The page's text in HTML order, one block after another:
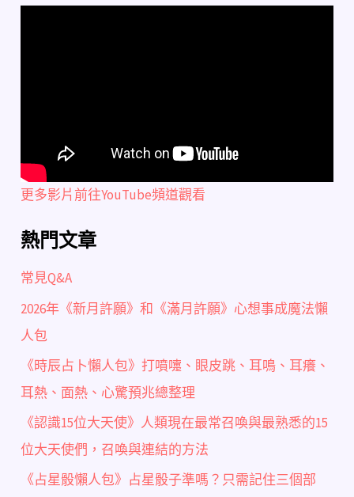
更多影片前往YouTube頻道觀看
熱門文章
常見Q&A
2026年《新月許願》和《滿月許願》心想事成魔法懶
人包
《時辰占卜懶人包》打噴嚏、眼皮跳、耳鳴、耳癢、
耳熱、面熱、心驚預兆總整理
《認識15位大天使》人類現在最常召喚與最熟悉的15
位大天使們，召喚與連結的方法
《占星骰懶人包》占星骰子準嗎？只需記住三個部